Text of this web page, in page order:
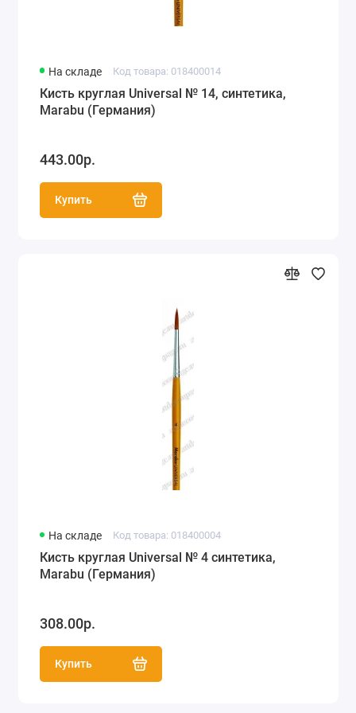
На складе Код товара: 018400014
Кисть круглая Universal № 14, синтетика,
Marabu (Германия)
443.00р.
Купить
На складе Код товара: 018400004
Кисть круглая Universal № 4 синтетика,
Marabu (Германия)
308.00р.
Купить